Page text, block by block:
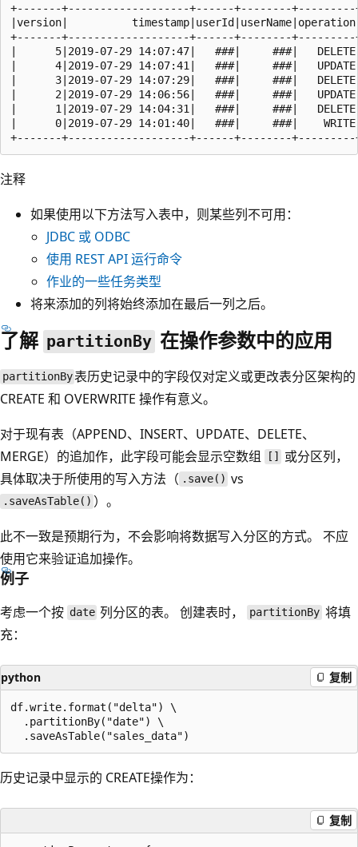
+-------+-------------------+------+--------
|version|
+-------+-------------------+------+--------
|      5|2019-07-29 14:07:47|   ###|     ###|
|      4|2019-07-29 14:07:41|   ###|     ###|
|      3|2019-07-29 14:07:29|   ###|     ###|
|      2|2019-07-29 14:06:56|   ###|     ###|
|      1|2019-07-29 14:04:31|   ###|     ###|
|      0|2019-07-29 14:01:40|   ###|     ###|
注释
如果使用以下方法写入表中，则某些列不可用：
JDBC 或 ODBC
使用 REST API 运行命令
作业的一些任务类型
将来添加的列将始终添加在最后一列之后。
了解 partitionBy 在操作参数中的应用
partitionBy表历史记录中的字段仅对定义或更改表分区架构的
CREATE 和 OVERWRITE 操作有意义。
对于现有表（APPEND、INSERT、UPDATE、DELETE、
MERGE）的追加作，此字段可能会显示空数组
[]
或分区列，
具体取决于所使用的写入方法（ .save() vs
.saveAsTable() ）。
此不一致是预期行为，不会影响将数据写入分区的方式。 不应
使用它来验证追加操作。
例子
考虑一个按 date 列分区的表。 创建表时， partitionBy 将填
充：
python 复制
df.write.format("delta") \
  .partitionBy("date") \
历史记录中显示的 CREATE操作为：
复制